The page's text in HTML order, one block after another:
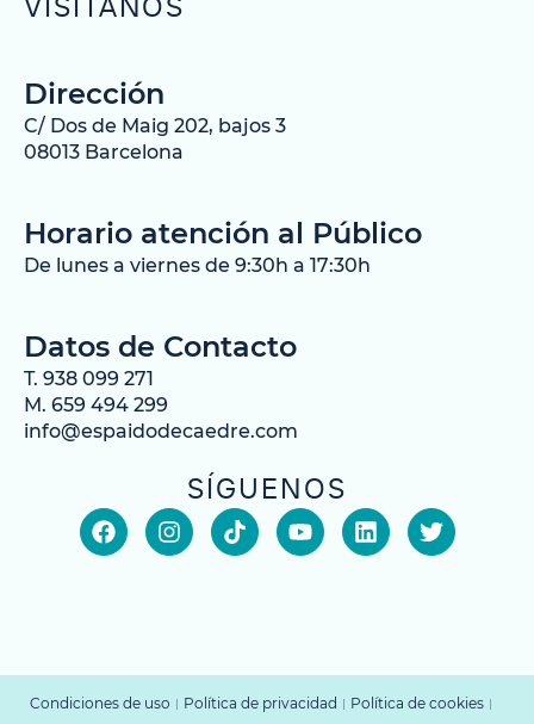
Dirección
C/ Dos de Maig 202, bajos 3
08013 Barcelona
Horario atención al Público
De lunes a viernes de 9:30h a 17:30h
Datos de Contacto
T. 938 099 271
M. 659 494 299
info@espaidodecaedre.com
SÍGUENOS
Condiciones de uso Política de privacidad Política de cookies